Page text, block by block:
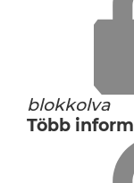
blokkolva
Több